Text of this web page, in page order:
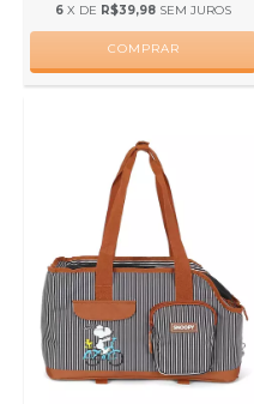
6 X DE R$39,98 SEM JUROS